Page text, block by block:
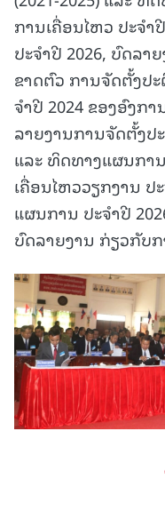
ການເຄື່ອນໄຫວ ປະຈ
ປະຈຳປີ 2026, ບົດລ
ຂາດຕົວ ການຈັດຕັ້ງປ
ຈໍາປີ 2024 ຂອງອົງກ
ລາຍງານການຈັດຕັ້ງປ
ແລະ ທິດທາງແຜນການ
ເຄື່ອນໄຫວວຽກງານ ປ
ແຜນການ ປະຈຳປີ
ບົດລາຍງານ ກ່ຽວກັບ